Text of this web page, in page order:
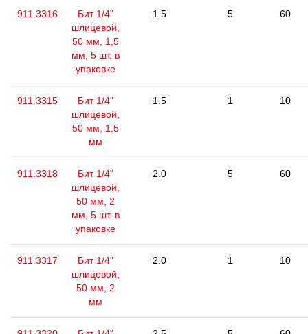
911.3316
Бит 1/4"
шлицевой,
50 мм, 1,5
мм, 5 шт. в
упаковке
1.5 5 60
911.3315
Бит 1/4"
шлицевой,
50 мм, 1,5
мм
1.5 1 10
911.3318
Бит 1/4"
шлицевой,
50 мм, 2
мм, 5 шт. в
упаковке
2.0 5 60
911.3317
Бит 1/4"
шлицевой,
50 мм, 2
мм
2.0 1 10